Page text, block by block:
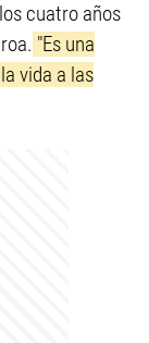
cuatro años
. "Es una
vida a las